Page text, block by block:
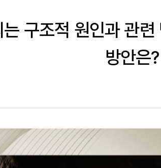
구조적 원인과 관
방안은